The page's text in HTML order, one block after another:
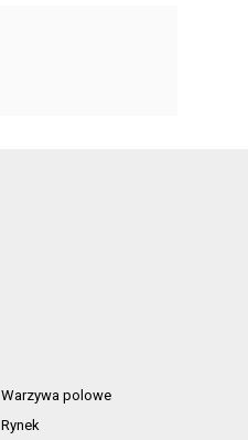
Warzywa polowe
Rynek